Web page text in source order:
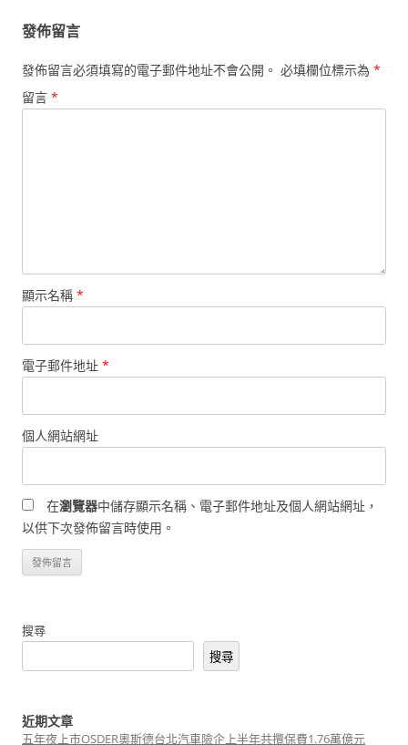
發佈留言
發佈留言必須填寫的電子郵件地址不會公開。 必填欄位標示為 *
留言 *
顯示名稱 *
電子郵件地址 *
個人網站網址
在瀏覽器中儲存顯示名稱、電子郵件地址及個人網站網址，
以供下次發佈留言時使用。
搜尋
搜尋
近期文章
五年夜上市OSDER奧斯德台北汽車險企上半年共攬保費1.76萬億元